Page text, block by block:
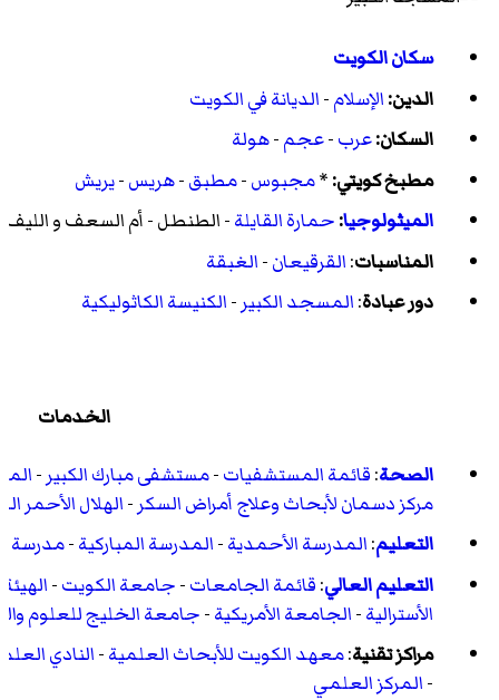
سكان الكويت
الدين:الإسلام-الديانة في الكويت
السكان:عرب-عجم-هولة
مطبخ كويتي:*مجبوس-مطبق-هريس-يريش
الميثولوجيا:حمارة القايلة-الطنطل-أم السعف و الليف
المناسبات:القرقيعان-الغبقة
دور عبادة:المسجد الكبير -الكنيسة الكاثوليكية
الخدمات
الصحة:قائمة المستشفيات-مستشفى مبارك الكبير -
مركز دسمان لأبحاث وعلاج أمراض السكر -الهلال الأحمر
التعليم:المدرسة الأحمدية-المدرسة المباركية-مدرسة
التعليم العالي:قائمة الجامعات-جامعة الكويت-
الأسترالية-الجامعة الأمريكية-جامعة الخليج للعلوم
مراكز تقنية:معهد الكويت للأبحاث العلمية-النادي
-المركز العلمي